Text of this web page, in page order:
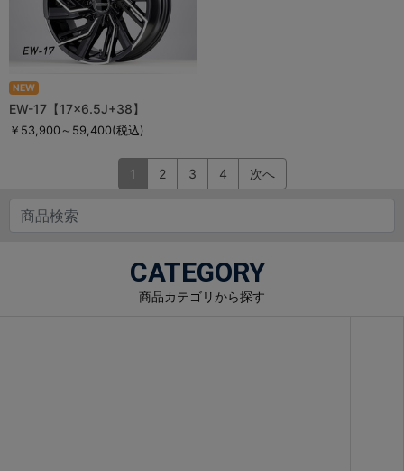
NEW
EW-17【17×6.5J+38】
￥53,900～59,400(税込)
1 2 3 4 次へ
CATEGORY
商品カテゴリから探す